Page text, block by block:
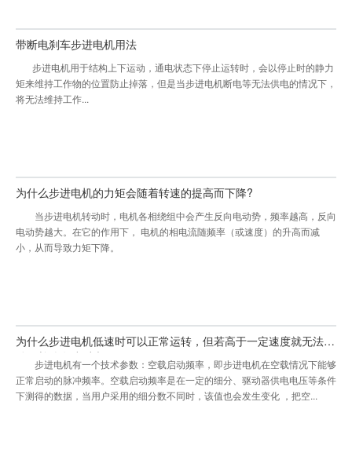
带断电刹车步进电机用法
步进电机用于结构上下运动，通电状态下停止运转时，会以停止时的静力
矩来维持工作物的位置防止掉落，但是当步进电机断电等无法供电的情况下，
将无法维持工作...
为什么步进电机的力矩会随着转速的提高而下降?
当步进电机转动时，电机各相绕组中会产生反向电动势，频率越高，反向
电动势越大。在它的作用下， 电机的相电流随频率（或速度）的升高而减
小，从而导致力矩下降。
为什么步进电机低速时可以正常运转，但若高于一定速度就无法启
动，并伴有啸叫声?
步进电机有一个技术参数：空载启动频率，即步进电机在空载情况下能够
正常启动的脉冲频率。空载启动频率是在一定的细分、驱动器供电电压等条件
下测得的数据，当用户采用的细分数不同时，该值也会发生变化 ，把空...